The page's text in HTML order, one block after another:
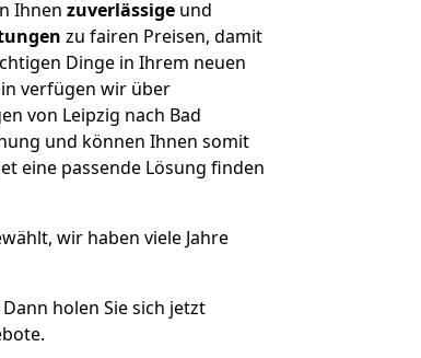
Ihnen zuverlässige und
zu fairen Preisen, damit
Dinge in Ihrem neuen
verfügen wir über
von Leipzig nach Bad
und können Ihnen somit
eine passende Lösung finden
wir haben viele Jahre
Dann holen Sie sich jetzt